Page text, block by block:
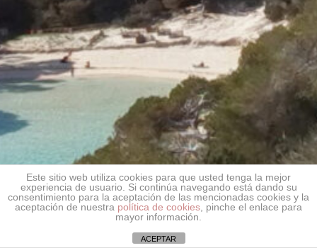
Este sitio web utiliza cookies para que usted tenga la mejor
experiencia de usuario. Si continúa navegando está dando su
consentimiento para la aceptación de las mencionadas cookies y la
aceptación de nuestra política de cookies , pinche el enlace para
mayor información.
ACEPTAR